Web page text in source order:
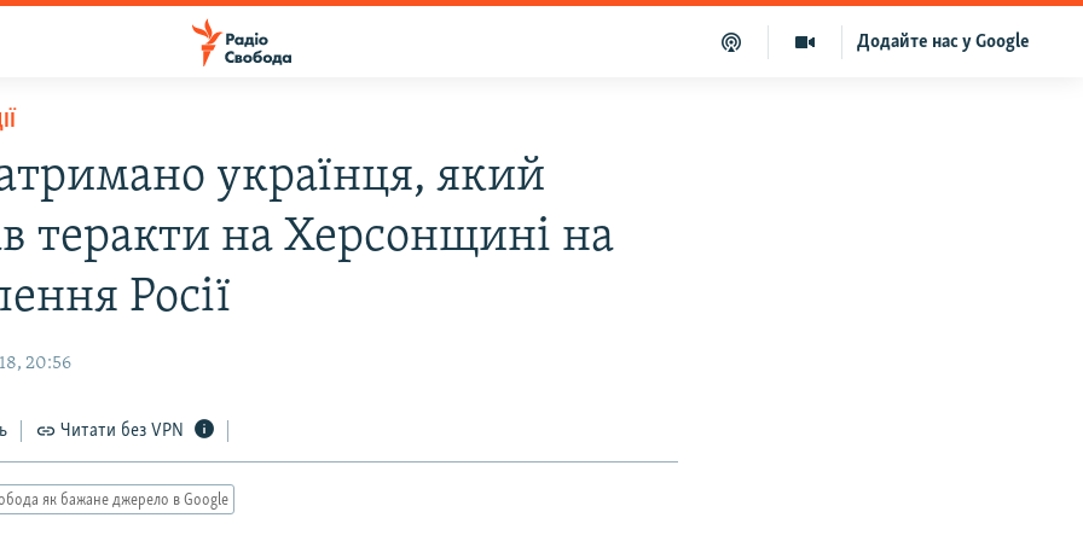
Додайте нас у Google
українця, який
теракти на Херсонщині на
Росії
20:56
Читати без VPN
як бажане джерело в Google